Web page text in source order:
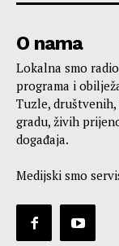
O nama
Lokalna smo
programa i
Tuzle,
gradu, živih
događaja.
Medijski smo